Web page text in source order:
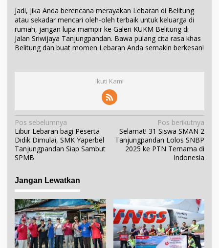
Jadi, jika Anda berencana merayakan Lebaran di Belitung
atau sekadar mencari oleh-oleh terbaik untuk keluarga di
rumah, jangan lupa mampir ke Galeri KUKM Belitung di
Jalan Sriwijaya Tanjungpandan. Bawa pulang cita rasa khas
Belitung dan buat momen Lebaran Anda semakin berkesan!
Ikuti Kami
N
a
v
i
a
s
i
p
o
s
Pos sebelumnya
Libur Lebaran bagi Peserta
Didik Dimulai, SMK Yaperbel
Tanjungpandan Siap Sambut
SPMB
Pos berikutnya
Selamat! 31 Siswa SMAN 2
Tanjungpandan Lolos SNBP
2025 ke PTN Ternama di
Indonesia
Jangan Lewatkan